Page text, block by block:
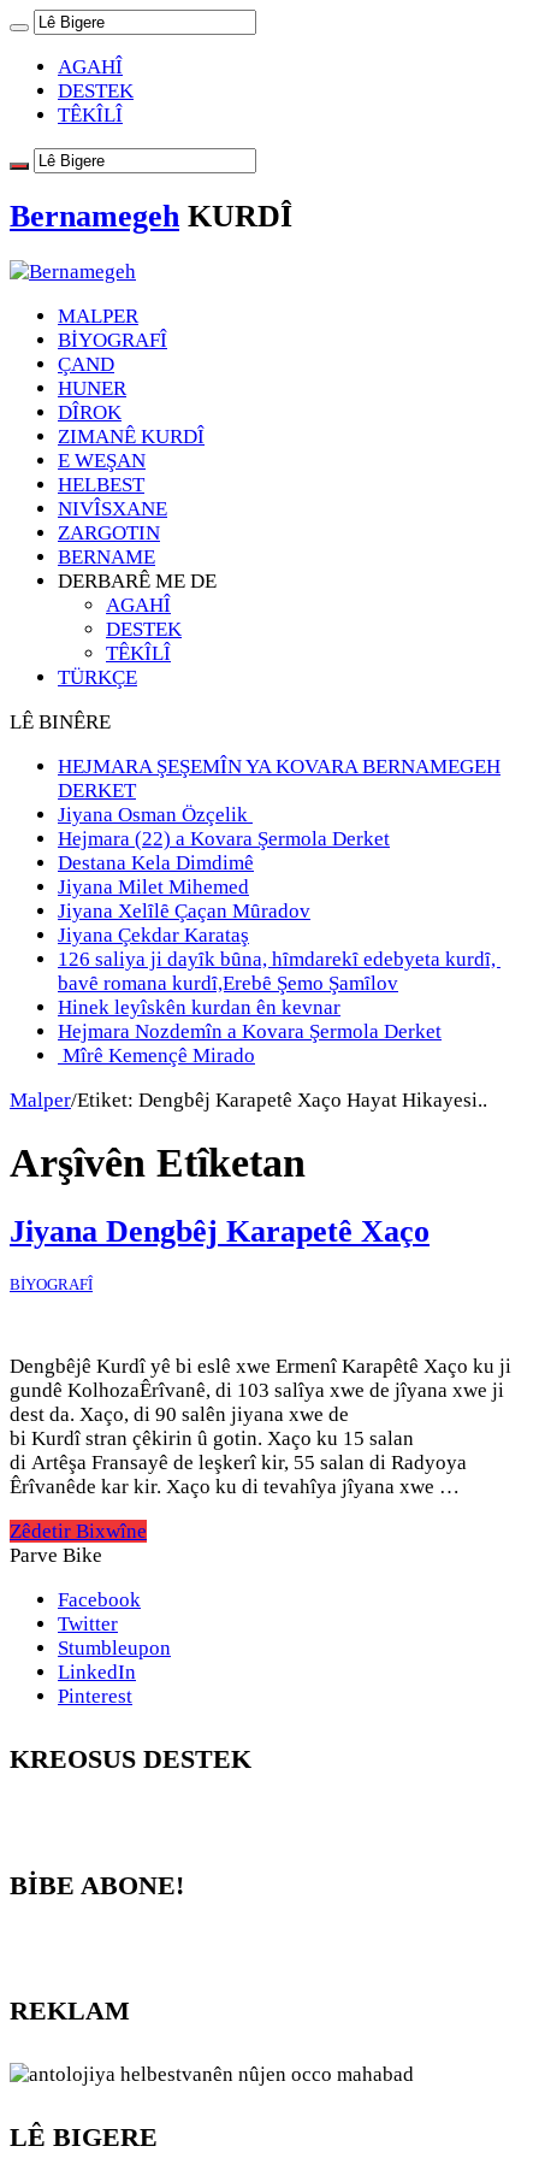
AGAHÎ
DESTEK
TÊKÎLÎ
Bernamegeh KURDÎ
MALPER
BİYOGRAFÎ
ÇAND
HUNER
DÎROK
ZIMANÊ KURDÎ
E WEŞAN
HELBEST
NIVÎSXANE
ZARGOTIN
BERNAME
DERBARÊ ME DE
AGAHÎ
DESTEK
TÊKÎLÎ
TÜRKÇE
LÊ BINÊRE
HEJMARA ŞEŞEMÎN YA KOVARA BERNAMEGEH
DERKET
Jiyana Osman Özçelik
Hejmara (22) a Kovara Şermola Derket
Destana Kela Dimdimê
Jiyana Milet Mihemed
Jiyana Xelȋlȇ Çaçan Mȗradov
Jiyana Çekdar Karataş
126 saliya ji dayȋk bȗna, hȋmdarekȋ edebyeta kurdȋ,
bavȇ romana kurdȋ,Erebȇ Şemo Şamȋlov
Hinek leyîskên kurdan ên kevnar
Hejmara Nozdemîn a Kovara Şermola Derket
Mîrê Kemençê Mirado
Malper/Etiket: Dengbêj Karapetê Xaço Hayat Hikayesi..
Arşîvên Etîketan
Jiyana Dengbêj Karapetê Xaço
BİYOGRAFÎ
Dengbêjê Kurdî yê bi eslê xwe Ermenî Karapêtê Xaço ku ji
gundê KolhozaÊrîvanê, di 103 salîya xwe de jîyana xwe ji
dest da. Xaço, di 90 salên jiyana xwe de
bi Kurdî stran çêkirin û gotin. Xaço ku 15 salan
di Artêşa Fransayê de leşkerî kir, 55 salan di Radyoya
Êrîvanêde kar kir. Xaço ku di tevahîya jîyana xwe …
Zêdetir Bixwîne
Parve Bike
Facebook
Twitter
Stumbleupon
LinkedIn
Pinterest
KREOSUS DESTEK
BİBE ABONE!
REKLAM
LÊ BIGERE